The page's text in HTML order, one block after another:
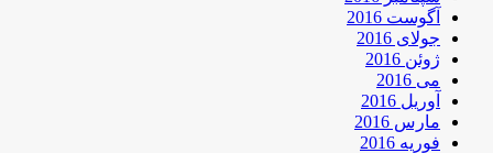
آگوست 2016
جولای 2016
ژوئن 2016
می 2016
آوریل 2016
مارس 2016
فوریه 2016